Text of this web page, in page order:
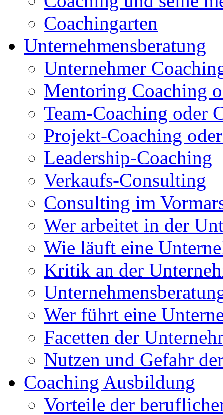
Coachingarten
Unternehmensberatung
Unternehmer
Mentoring Coaching
Team-Coaching oder
Projekt-Coaching
Leadership-Coaching
Verkaufs-Consulting
Consulting im
Wer arbeitet in der
Wie läuft eine
Kritik an der
Wer führt eine
Facetten der
Nutzen und Gefahr
Coaching Ausbildung
Vorteile der